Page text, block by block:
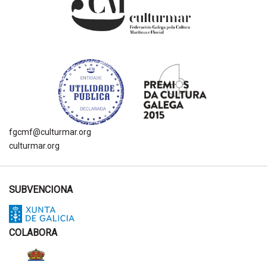
fgcmf@culturmar.org
culturmar.org
SUBVENCIONA
COLABORA